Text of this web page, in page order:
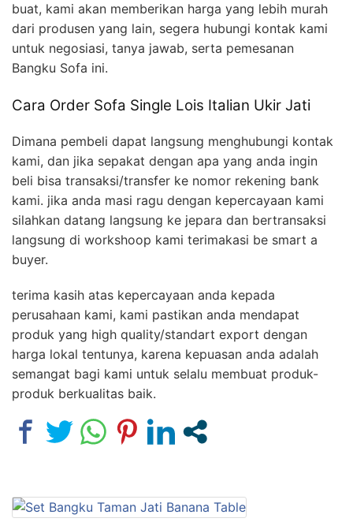
buat, kami akan memberikan harga yang lebih murah
dari produsen yang lain, segera hubungi kontak kami
untuk negosiasi, tanya jawab, serta pemesanan
Bangku Sofa ini.
Cara Order Sofa Single Lois Italian Ukir Jati
Dimana pembeli dapat langsung menghubungi kontak
kami, dan jika sepakat dengan apa yang anda ingin
beli bisa transaksi/transfer ke nomor rekening bank
kami. jika anda masi ragu dengan kepercayaan kami
silahkan datang langsung ke jepara dan bertransaksi
langsung di workshoop kami terimakasi be smart a
buyer.
terima kasih atas kepercayaan anda kepada
perusahaan kami, kami pastikan anda mendapat
produk yang high quality/standart export dengan
harga lokal tentunya, karena kepuasan anda adalah
semangat bagi kami untuk selalu membuat produk-
produk berkualitas baik.